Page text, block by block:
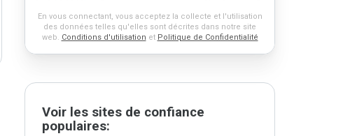
En vous connectant, vous acceptez la collecte et l'utilisation
des données telles qu'elles sont décrites dans notre site
web. Conditions d'utilisation et Politique de Confidentialité
Voir les sites de confiance
populaires: